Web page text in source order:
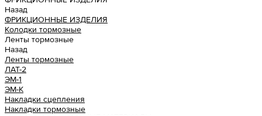
Назад
ФРИКЦИОННЫЕ ИЗДЕЛИЯ
Колодки тормозные
Ленты тормозные
Назад
Ленты тормозные
ЛАТ-2
ЭМ-1
ЭМ-К
Накладки сцепления
Накладки тормозные